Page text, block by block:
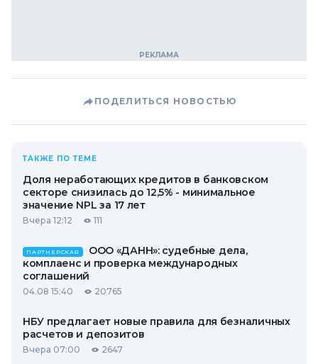
ПОДЕЛИТЬСЯ НОВОСТЬЮ
ТАКЖЕ ПО ТЕМЕ
Доля неработающих кредитов в банковском
секторе снизилась до 12,5% - минимальное
значение NPL за 17 лет
Вчера 12:12 111
ПАРТНЕРСКАЯ
ООО «ДАНН»: судебные дела,
комплаенс и проверка международных
соглашений
04.08 15:40 20765
НБУ предлагает новые правила для безналичных
расчетов и депозитов
Вчера 07:00 2647